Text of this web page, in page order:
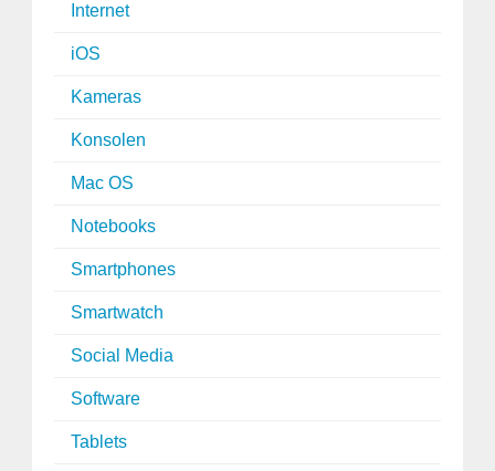
Internet
iOS
Kameras
Konsolen
Mac OS
Notebooks
Smartphones
Smartwatch
Social Media
Software
Tablets